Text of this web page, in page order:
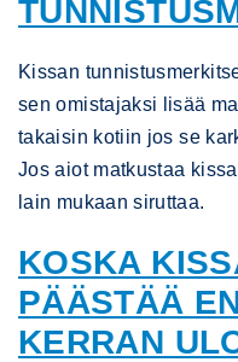
Kissan
sen omistajaksi lisää
takaisin kotiin jos se
Jos aiot matkustaa
lain mukaan siruttaa.
KOSKA
PÄÄSTÄÄ
KERRAN